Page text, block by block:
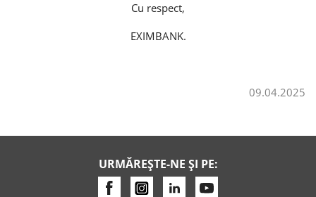
Cu respect,
EXIMBANK.
09.04.2025
URMĂREȘTE-NE ȘI PE: